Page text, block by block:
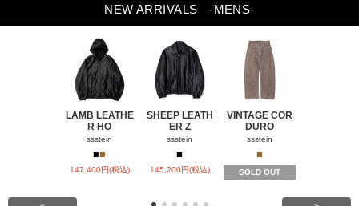
NEW ARRIVALS -MENS-
LAMB LEATHE
R HO
ssstein
■■
147,400円(税込)
SHEEP LEATH
ER Z
ssstein
■
145,200円(税込)
VINTAGE COR
DURO
ssstein
■
SOLD OUT